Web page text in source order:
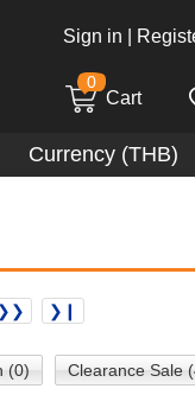
Sign in
0
Cart
Currency (THB)
❯❙
(0) Clearance Sale